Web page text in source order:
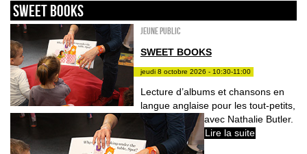
sweet books
Jeune public
SWEET BOOKS
jeudi 8 octobre 2026 - 10:30-11:00
Lecture d’albums et chansons en
langue anglaise pour les tout-petits,
avec Nathalie Butler.
Lire la suite